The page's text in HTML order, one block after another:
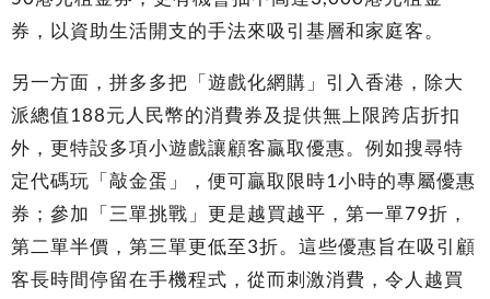
券，以資助生活開支的手法來吸引基層和家庭客。
另一方面，拼多多把「遊戲化網購」引入香港，除大
派總值188元人民幣的消費券及提供無上限跨店折扣
外，更特設多項小遊戲讓顧客贏取優惠。例如搜尋特
定代碼玩「敲金蛋」，便可贏取限時1小時的專屬優惠
券；參加「三單挑戰」更是越買越平，第一單79折，
第二單半價，第三單更低至3折。這些優惠旨在吸引顧
客長時間停留在手機程式，從而刺激消費，令人越買